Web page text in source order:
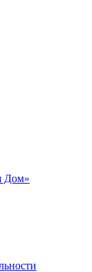
Дом»